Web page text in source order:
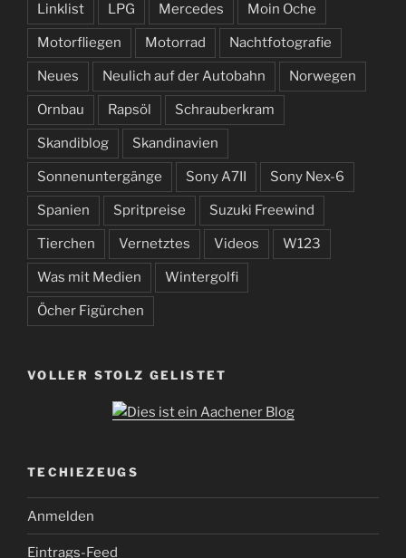
Linklist LPG Mercedes Moin Oche
Motorfliegen Motorrad Nachtfotografie
Neues Neulich auf der Autobahn Norwegen
Ornbau Rapsöl Schrauberkram
Skandiblog Skandinavien
Sonnenuntergänge Sony A7II Sony Nex-6
Spanien Spritpreise Suzuki Freewind
Tierchen Vernetztes Videos W123
Was mit Medien Wintergolfi
Öcher Figürchen
VOLLER STOLZ GELISTET
TECHIEZEUGS
Anmelden
Eintrags-Feed